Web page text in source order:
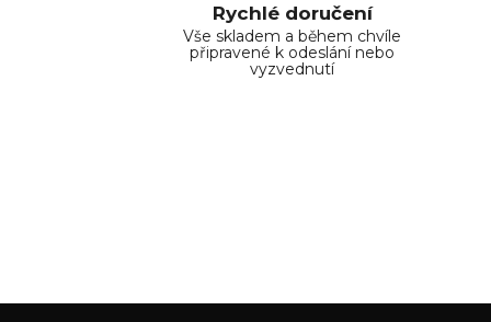
Rychlé doručení
Vše skladem a během chvíle
připravené k odeslání nebo
vyzvednutí